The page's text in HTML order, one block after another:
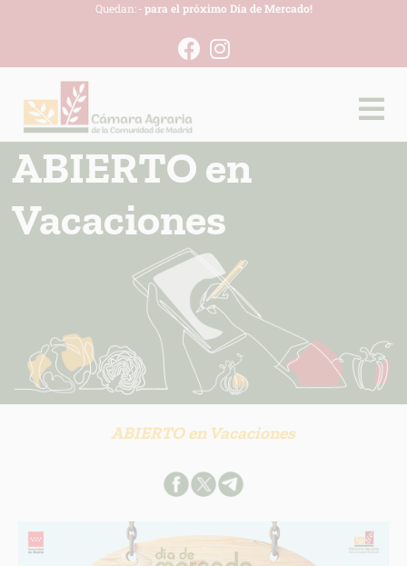
Quedan: -para el próximo Día de Mercado!
ABIERTO en
Vacaciones
ABIERTO en Vacaciones